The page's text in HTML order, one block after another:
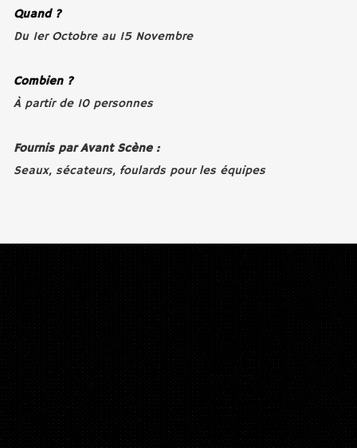
Quand ?
Du 1er Octobre au 15 Novembre
Combien ?
À partir de 10 personnes
Fournis par Avant Scène :
Seaux, sécateurs, foulards pour les équipes